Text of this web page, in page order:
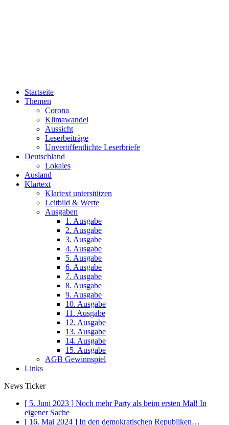
Startseite
Themen
Corona
Klimawandel
Aussicht
Leserbeiträge
Unveröffentlichte Leserbriefe
Deutschland
Lokales
Ausland
Klartext
Klartext unterstützen
Leitbild & Werte
Ausgaben
1. Ausgabe
2. Ausgabe
3. Ausgabe
4. Ausgabe
5. Ausgabe
6. Ausgabe
7. Ausgabe
8. Ausgabe
9. Ausgabe
10. Ausgabe
11. Ausgabe
12. Ausgabe
13. Ausgabe
14. Ausgabe
15. Ausgabe
AGB Gewinnspiel
Links
News Ticker
[ 5. Juni 2023 ] Noch mehr Party als beim ersten Mal! In
eigener Sache
[ 16. Mai 2024 ] In den demokratischen Republiken…